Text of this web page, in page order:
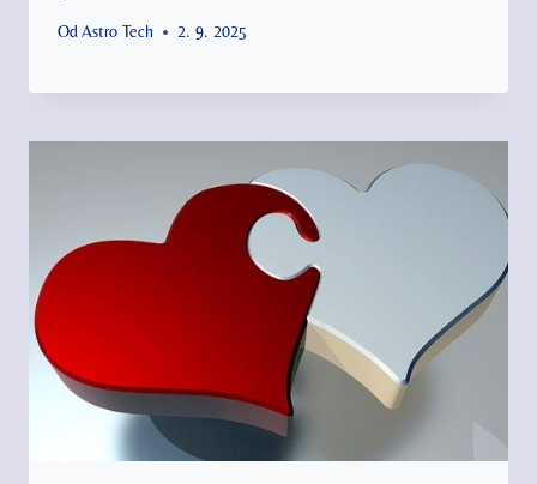
Od Astro Tech 2. 9. 2025